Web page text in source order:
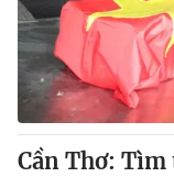
Cần Thơ: